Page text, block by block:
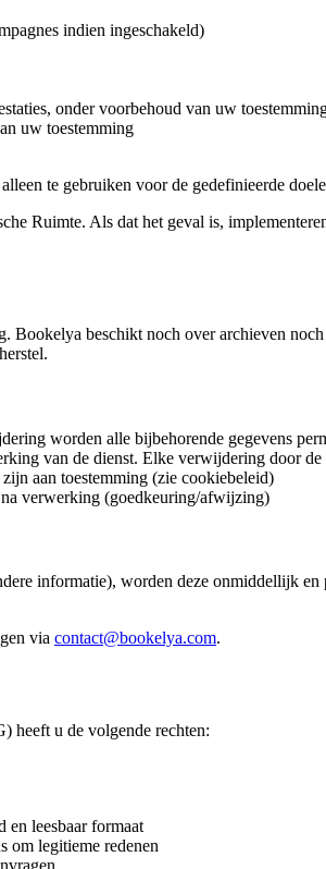
indien ingeschakeld)
onder voorbehoud van uw
uw toestemming
te gebruiken voor de gedefinieerde
Ruimte. Als dat het geval is,
beschikt noch over archieven
worden alle bijbehorende gegevens
van de dienst. Elke verwijdering door
aan toestemming (zie cookiebeleid)
verwerking (goedkeuring/afwijzing)
informatie), worden deze onmiddellijk
via contact@bookelya.com.
heeft u de volgende rechten:
en leesbaar formaat
om legitieme redenen